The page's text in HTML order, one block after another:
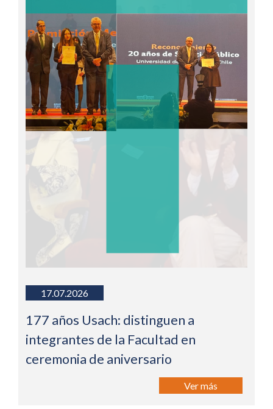
17.07.2026
177 años Usach: distinguen a
integrantes de la Facultad en
ceremonia de aniversario
Ver más